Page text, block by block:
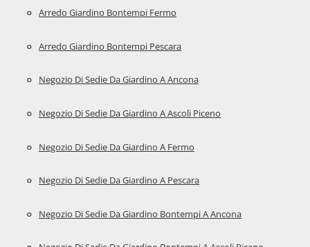
Arredo Giardino Bontempi Fermo
Arredo Giardino Bontempi Pescara
Negozio Di Sedie Da Giardino A Ancona
Negozio Di Sedie Da Giardino A Ascoli Piceno
Negozio Di Sedie Da Giardino A Fermo
Negozio Di Sedie Da Giardino A Pescara
Negozio Di Sedie Da Giardino Bontempi A Ancona